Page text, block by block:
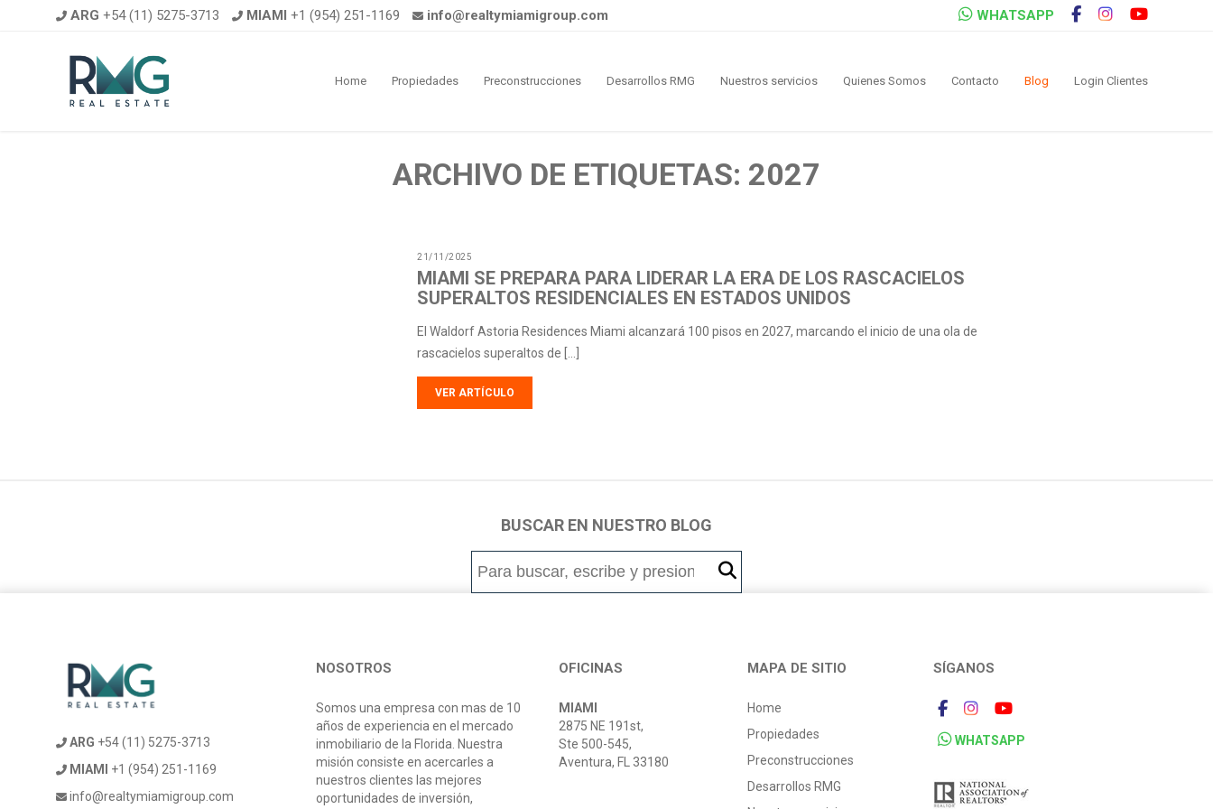
ARG +54 (11) 5275-3713 MIAMI +1 (954) 251-1169 info@realtymiamigroup.com WHATSAPP
Home Propiedades Preconstrucciones Desarrollos RMG Nuestros servicios Quienes Somos Contacto Blog Login Clientes
ARCHIVO DE ETIQUETAS: 2027
21/11/2025
MIAMI SE PREPARA PARA LIDERAR LA ERA DE LOS RASCACIELOS
SUPERALTOS RESIDENCIALES EN ESTADOS UNIDOS
El Waldorf Astoria Residences Miami alcanzará 100 pisos en 2027, marcando el inicio de una ola de
rascacielos superaltos de […]
VER ARTÍCULO
BUSCAR EN NUESTRO BLOG
ARG +54 (11) 5275-3713
MIAMI
+1 (954) 251-1169
info@realtymiamigroup.com
NOSOTROS
Somos una empresa con mas de 10
años de experiencia en el mercado
inmobiliario de la Florida. Nuestra
misión consiste en acercarles a
nuestros clientes las mejores
oportunidades de inversión,
OFICINAS
MIAMI
2875 NE 191st,
Ste 500-545,
Aventura, FL 33180
MAPA DE SITIO
Home
Propiedades
Preconstrucciones
Desarrollos RMG
SÍGANOS
WHATSAPP